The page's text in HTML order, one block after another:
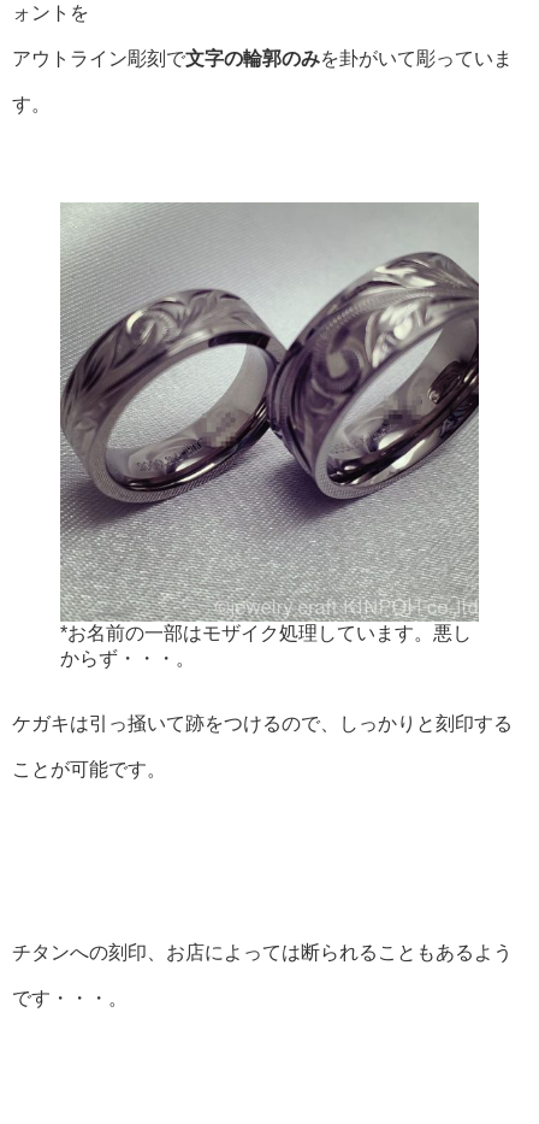
ォントを
アウトライン彫刻で文字の輪郭のみを卦がいて彫っていま
す。
*お名前の一部はモザイク処理しています。悪し
からず・・・。
ケガキは引っ掻いて跡をつけるので、しっかりと刻印する
ことが可能です。
チタンへの刻印、お店によっては断られることもあるよう
です・・・。